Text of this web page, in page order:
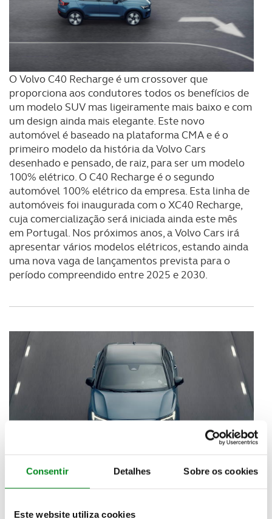
Consentir Detalhes Sobre os cookies
Este website utiliza cookies
O Volvo C40 Recharge é um crossover que
proporciona aos condutores todos os benefícios de
um modelo SUV mas ligeiramente mais baixo e com
um design ainda mais elegante. Este novo
automóvel é baseado na plataforma CMA e é o
primeiro modelo da história da Volvo Cars
desenhado e pensado, de raiz, para ser um modelo
100% elétrico. O C40 Recharge é o segundo
automóvel 100% elétrico da empresa. Esta linha de
automóveis foi inaugurada com o XC40 Recharge,
cuja comercialização será iniciada ainda este mês
em Portugal. Nos próximos anos, a Volvo Cars irá
apresentar vários modelos elétricos, estando ainda
uma nova vaga de lançamentos prevista para o
período compreendido entre 2025 e 2030.